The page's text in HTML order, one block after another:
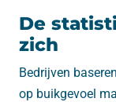
De
zich
Bedrijven
op buikgevoel